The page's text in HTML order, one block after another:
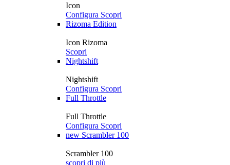
Icon
Configura Scopri
Rizoma Edition
Icon Rizoma
Scopri
Nightshift
Nightshift
Configura Scopri
Full Throttle
Full Throttle
Configura Scopri
new Scrambler 100
Scrambler 100
scopri di più